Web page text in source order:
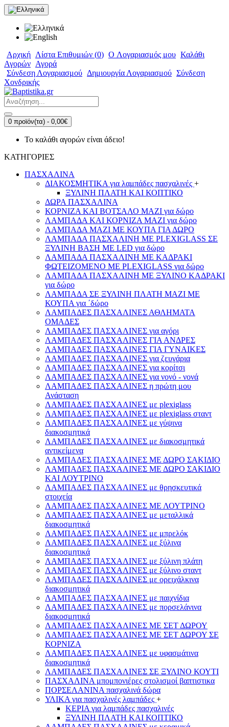
Αρχική Λίστα Επιθυμιών (0) O Λογαριασμός μου Καλάθι
Αγορών Αγορά
Σύνδεση Λογαριασμού Δημιουργία Λογαριασμού Σύνδεση
Χονδρικής
0 προϊόν(τα) - 0,00€
Το καλάθι αγορών είναι άδειο!
ΚΑΤΗΓΟΡΙΕΣ
ΠΑΣΧΑΛΙΝΑ
ΔΙΑΚΟΣΜΗΤΙΚΑ για λαμπάδες πασχαλινές +
ΞΥΛΙΝΗ ΠΛΑΤΗ ΚΑΙ ΚΟΠΤΙΚΟ
ΔΩΡΑ ΠΑΣΧΑΛΙΝΑ
ΚΟΡΝΙΖΑ ΚΑΙ ΒΟΤΣΑΛΟ ΜΑΖΙ για δώρο
ΛΑΜΠΑΔΑ ΚΑΙ ΚΟΡΝΙΖΑ ΜΑΖΙ για δώρο
ΛΑΜΠΑΔΑ ΜΑΖΙ ΜΕ ΚΟΥΠΑ ΓΙΑ ΔΩΡΟ
ΛΑΜΠΑΔΑ ΠΑΣΧΑΛΙΝΗ ΜΕ PLEXIGLASS ΣΕ
ΞΥΛΙΝΗ ΒΑΣΗ ΜΕ LED για δώρο
ΛΑΜΠΑΔΑ ΠΑΣΧΑΛΙΝΗ ΜΕ ΚΑΔΡΑΚΙ
ΦΩΤΕΙΖΟΜΕΝΟ ΜΕ PLEXIGLASS για δώρο
ΛΑΜΠΑΔΑ ΠΑΣΧΑΛΙΝΗ ΜΕ ΞΥΛΙΝΟ ΚΑΔΡΑΚΙ
για δώρο
ΛΑΜΠΑΔΑ ΣΕ ΞΥΛΙΝΗ ΠΛΑΤΗ ΜΑΖΙ ΜΕ
ΚΟΥΠΑ για ΄δώρο
ΛΑΜΠΑΔΕΣ ΠΑΣΧΑΛΙΝΕΣ ΑΘΛΗΜΑΤΑ
ΟΜΑΔΕΣ
ΛΑΜΠΑΔΕΣ ΠΑΣΧΑΛΙΝΕΣ για αγόρι
ΛΑΜΠΑΔΕΣ ΠΑΣΧΑΛΙΝΕΣ ΓΙΑ ΑΝΔΡΕΣ
ΛΑΜΠΑΔΕΣ ΠΑΣΧΑΛΙΝΕΣ ΓΙΑ ΓΥΝΑΙΚΕΣ
ΛΑΜΠΑΔΕΣ ΠΑΣΧΑΛΙΝΕΣ για ζευγάρια
ΛΑΜΠΑΔΕΣ ΠΑΣΧΑΛΙΝΕΣ για κορίτσι
ΛΑΜΠΑΔΕΣ ΠΑΣΧΑΛΙΝΕΣ για νονό - νονά
ΛΑΜΠΑΔΕΣ ΠΑΣΧΑΛΙΝΕΣ η πρώτη μου
Ανάσταση
ΛΑΜΠΑΔΕΣ ΠΑΣΧΑΛΙΝΕΣ με plexiglass
ΛΑΜΠΑΔΕΣ ΠΑΣΧΑΛΙΝΕΣ με plexiglass σταντ
ΛΑΜΠΑΔΕΣ ΠΑΣΧΑΛΙΝΕΣ με γύψινα
διακοσμητικά
ΛΑΜΠΑΔΕΣ ΠΑΣΧΑΛΙΝΕΣ με διακοσμητικά
αντικείμενα
ΛΑΜΠΑΔΕΣ ΠΑΣΧΑΛΙΝΕΣ ΜΕ ΔΩΡΟ ΣΑΚΙΔΙΟ
ΛΑΜΠΑΔΕΣ ΠΑΣΧΑΛΙΝΕΣ ΜΕ ΔΩΡΟ ΣΑΚΙΔΙΟ
ΚΑΙ ΛΟΥΤΡΙΝΟ
ΛΑΜΠΑΔΕΣ ΠΑΣΧΑΛΙΝΕΣ με θρησκευτικά
στοιχεία
ΛΑΜΠΑΔΕΣ ΠΑΣΧΑΛΙΝΕΣ ΜΕ ΛΟΥΤΡΙΝΟ
ΛΑΜΠΑΔΕΣ ΠΑΣΧΑΛΙΝΕΣ με μεταλλικά
διακοσμητικά
ΛΑΜΠΑΔΕΣ ΠΑΣΧΑΛΙΝΕΣ με μπρελόκ
ΛΑΜΠΑΔΕΣ ΠΑΣΧΑΛΙΝΕΣ με ξύλινα
διακοσμητικά
ΛΑΜΠΑΔΕΣ ΠΑΣΧΑΛΙΝΕΣ με ξύλινη πλάτη
ΛΑΜΠΑΔΕΣ ΠΑΣΧΑΛΙΝΕΣ με ξύλινο σταντ
ΛΑΜΠΑΔΕΣ ΠΑΣΧΑΛΙΝΕΣ με ορειχάλκινα
διακοσμητικά
ΛΑΜΠΑΔΕΣ ΠΑΣΧΑΛΙΝΕΣ με παιχνίδια
ΛΑΜΠΑΔΕΣ ΠΑΣΧΑΛΙΝΕΣ με πορσελάνινα
διακοσμητικά
ΛΑΜΠΑΔΕΣ ΠΑΣΧΑΛΙΝΕΣ ΜΕ ΣΕΤ ΔΩΡΟΥ
ΛΑΜΠΑΔΕΣ ΠΑΣΧΑΛΙΝΕΣ ΜΕ ΣΕΤ ΔΩΡΟΥ ΣΕ
ΚΟΡΝΙΖΑ
ΛΑΜΠΑΔΕΣ ΠΑΣΧΑΛΙΝΕΣ με υφασμάτινα
διακοσμητικά
ΛΑΜΠΑΔΕΣ ΠΑΣΧΑΛΙΝΕΣ ΣΕ ΞΥΛΙΝΟ ΚΟΥΤΙ
ΠΑΣΧΑΛΙΝΑ μπομπονιέρες στολισμοί βαπτιστικα
ΠΟΡΣΕΛΑΝΙΝΑ πασχαλινά δώρα
ΥΛΙΚΑ για πασχαλινές λαμπάδες +
ΚΕΡΙΑ για λαμπάδες πασχαλινές
ΞΥΛΙΝΗ ΠΛΑΤΗ ΚΑΙ ΚΟΠΤΙΚΟ